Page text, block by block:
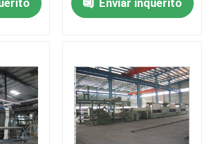
do stenter
do calor
Stenter da tela